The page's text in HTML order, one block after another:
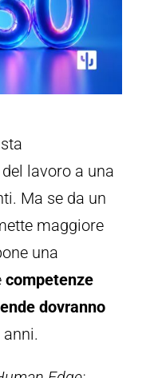
lavoro a una
Ma se da un
maggiore
una
competenze
dovranno